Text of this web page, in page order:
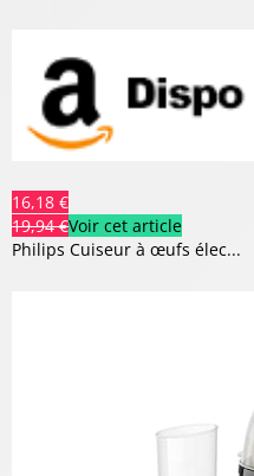
16,18 €
19,94 €Voir cet article
Philips Cuiseur à œufs élec...